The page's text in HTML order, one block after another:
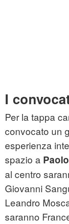
I
Per la tappa
convocato un
esperienza
spazio a
al centro
Giovanni
Leandro
saranno